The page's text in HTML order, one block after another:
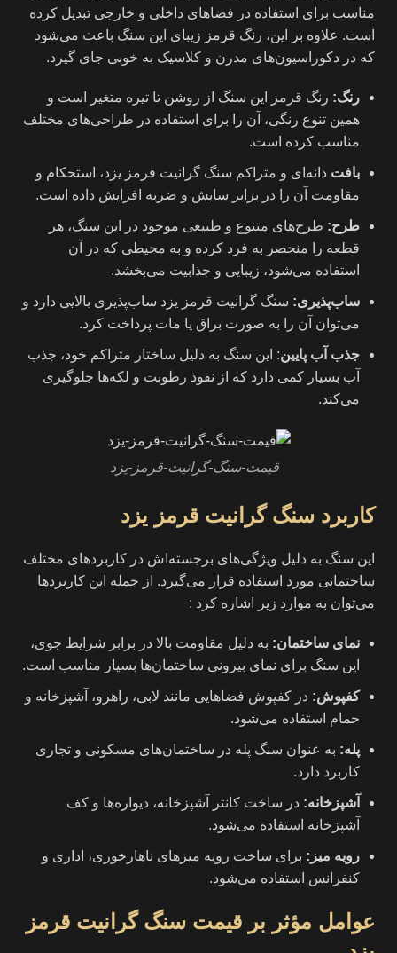
مناسب برای استفاده در فضاهای داخلی و خارجی تبدیل کرده
است. علاوه بر این، رنگ قرمز زیبای این سنگ باعث می‌شود
که در دکوراسیون‌های مدرن و کلاسیک به خوبی جای گیرد.
رنگ: رنگ قرمز این سنگ از روشن تا تیره متغیر است و
همین تنوع رنگی، آن را برای استفاده در طراحی‌های مختلف
مناسب کرده است.
بافت دانه‌ای و متراکم سنگ گرانیت قرمز یزد، استحکام و
مقاومت آن را در برابر سایش و ضربه افزایش داده است.
طرح: طرح‌های متنوع و طبیعی موجود در این سنگ، هر
قطعه را منحصر به فرد کرده و به محیطی که در آن
استفاده می‌شود، زیبایی و جذابیت می‌بخشد.
ساب‌پذیری: سنگ گرانیت قرمز یزد ساب‌پذیری بالایی دارد و
می‌توان آن را به صورت براق یا مات پرداخت کرد.
جذب آب پایین: این سنگ به دلیل ساختار متراکم خود، جذب
آب بسیار کمی دارد که از نفوذ رطوبت و لکه‌ها جلوگیری
می‌کند.
قیمت-سنگ-گرانیت-قرمز-یزد
کاربرد سنگ گرانیت قرمز یزد
این سنگ به دلیل ویژگی‌های برجسته‌اش در کاربردهای مختلف
ساختمانی مورد استفاده قرار می‌گیرد. از جمله این کاربردها
می‌توان به موارد زیر اشاره کرد :
نمای ساختمان: به دلیل مقاومت بالا در برابر شرایط جوی،
این سنگ برای نمای بیرونی ساختمان‌ها بسیار مناسب است.
کفپوش: در کفپوش فضاهایی مانند لابی، راهرو، آشپزخانه و
حمام استفاده می‌شود.
پله: به عنوان سنگ پله در ساختمان‌های مسکونی و تجاری
کاربرد دارد.
آشپزخانه: در ساخت کانتر آشپزخانه، دیواره‌ها و کف
آشپزخانه استفاده می‌شود.
رویه میز : برای ساخت رویه میزهای ناهارخوری، اداری و
کنفرانس استفاده می‌شود.
عوامل مؤثر بر قیمت سنگ گرانیت قرمز